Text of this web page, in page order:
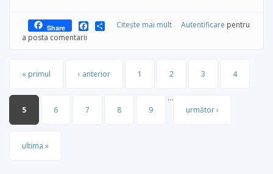
Share Facebook
Share
Citește mai mult
despre E-Factura blocaje si
Autentificare pentru
a posta comentarii
Pagini
« primul ‹ anterior 1 2 3 4
5 6 7 8 9
…
următor ›
ultima »